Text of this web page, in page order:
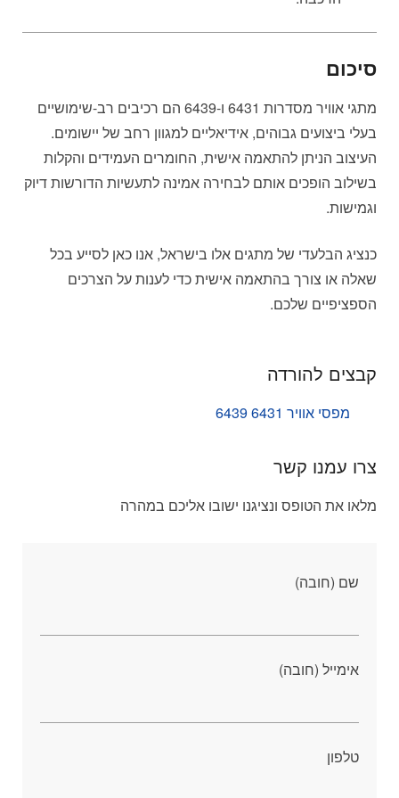
סיכום
מתגי אוויר מסדרות 6431 ו-6439 הם רכיבים רב-שימושיים
בעלי ביצועים גבוהים, אידיאליים למגוון רחב של יישומים.
העיצוב הניתן להתאמה אישית, החומרים העמידים והקלות
בשילוב הופכים אותם לבחירה אמינה לתעשיות הדורשות דיוק
וגמישות.
כנציג הבלעדי של מתגים אלו בישראל, אנו כאן לסייע בכל
שאלה או צורך בהתאמה אישית כדי לענות על הצרכים
הספציפיים שלכם.
קבצים להורדה
מפסי אוויר 6431 6439
צרו עמנו קשר
מלאו את הטופס ונציגנו ישובו אליכם במהרה
שם (חובה)
אימייל (חובה)
טלפון